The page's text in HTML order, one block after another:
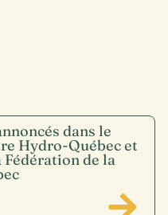
dans le
Hydro-Québec et
Fédération de la